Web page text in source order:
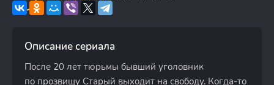
Описание сериала
После 20 лет тюрьмы бывший уголовник
по прозвищу Старый выходит на свободу. Когда-то